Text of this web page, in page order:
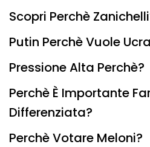
Scopri Perchè
Putin Perchè Vuole
Pressione Alta Perchè?
Perchè È Importante
Differenziata?
Perchè Votare Meloni?